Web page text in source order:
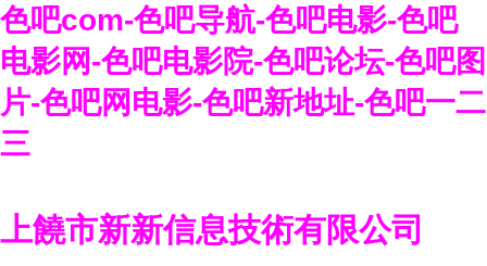
色吧com-色吧导航-色吧电影-色吧
电影网-色吧电影院-色吧论坛-色吧图
片-色吧网电影-色吧新地址-色吧一二
三
上饒市新新信息技術有限公司